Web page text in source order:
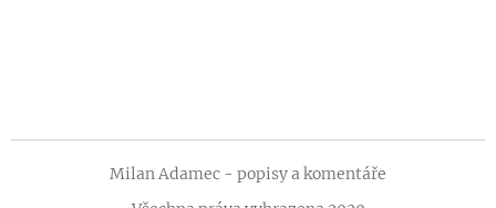
Milan Adamec - popisy a komentáře